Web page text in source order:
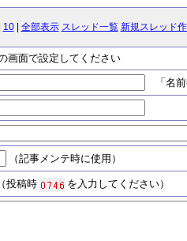
10| 全部表示 スレッド一覧 新規スレッド
画面で設定してください
「名前
（記事メンテ時に使用）
（投稿時 を入力してください）